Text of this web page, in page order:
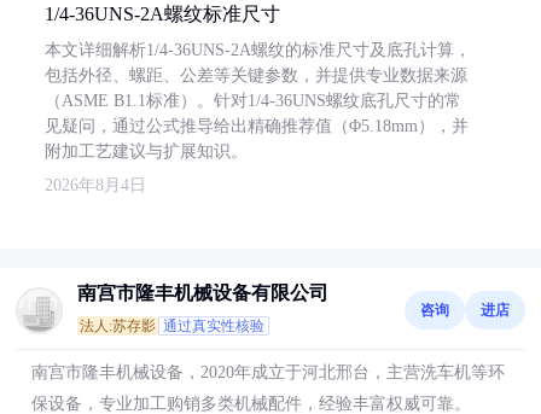
1/4-36UNS-2A螺纹标准尺寸
本文详细解析1/4-36UNS-2A螺纹的标准尺寸及底孔计算，
包括外径、螺距、公差等关键参数，并提供专业数据来源
（ASME B1.1标准）。针对1/4-36UNS螺纹底孔尺寸的常
见疑问，通过公式推导给出精确推荐值（Φ5.18mm），并
附加工艺建议与扩展知识。
2026年8月4日
南宫市隆丰机械设备有限公司
法人:苏存影 通过真实性核验
咨询 进店
南宫市隆丰机械设备，2020年成立于河北邢台，主营洗车机等环
保设备，专业加工购销多类机械配件，经验丰富权威可靠。